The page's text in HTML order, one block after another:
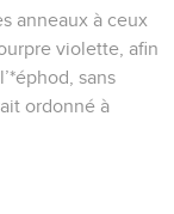
anneaux à ceux
violette, afin
sans
ordonné à